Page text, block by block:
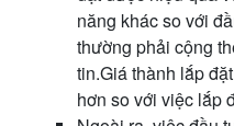
năng khác so với
thường phải cộng
tin.Giá thành lắp
hơn so với việc lắp